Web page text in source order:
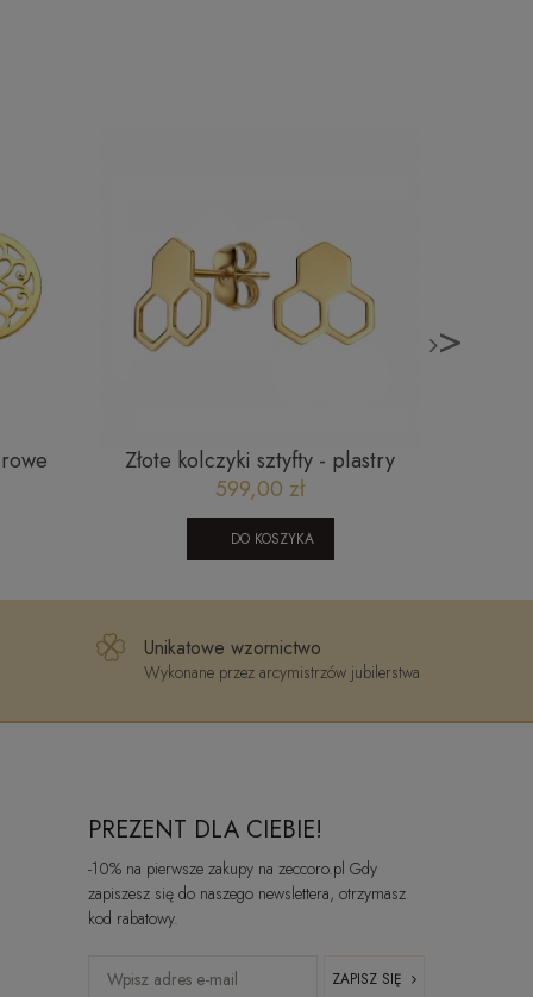
Złote kolczyki sztyfty - plastry
miodu
599,00 zł
DO KOSZYKA
>
Unikatowe wzornictwo
Wykonane przez arcymistrzów jubilerstwa
PREZENT DLA CIEBIE!
-10% na pierwsze zakupy na zeccoro.pl Gdy
zapiszesz się do naszego newslettera, otrzymasz
kod rabatowy.
ZAPISZ SIĘ